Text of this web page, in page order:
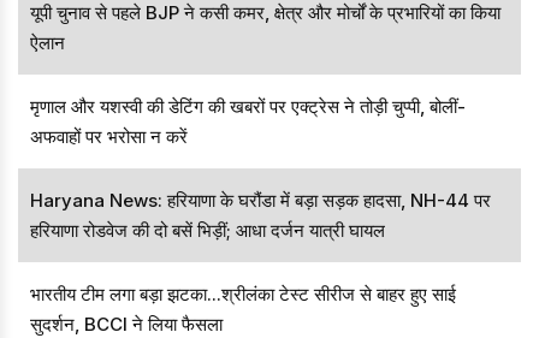
यूपी चुनाव से पहले BJP ने कसी कमर, क्षेत्र और मोर्चों के प्रभारियों का किया
ऐलान
मृणाल और यशस्वी की डेटिंग की खबरों पर एक्ट्रेस ने तोड़ी चुप्पी, बोलीं-
अफवाहों पर भरोसा न करें
Haryana News: हरियाणा के घरौंडा में बड़ा सड़क हादसा, NH-44 पर
हरियाणा रोडवेज की दो बसें भिड़ीं; आधा दर्जन यात्री घायल
भारतीय टीम लगा बड़ा झटका...श्रीलंका टेस्ट सीरीज से बाहर हुए साई
सुदर्शन, BCCI ने लिया फैसला